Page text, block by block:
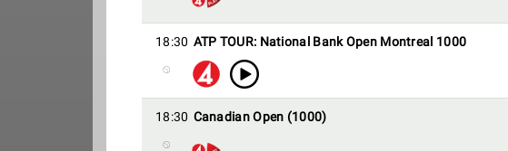
18:30 ATP TOUR: National Bank Open Montreal 1000
18:30 Canadian Open (1000)